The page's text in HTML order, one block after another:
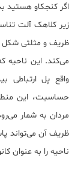
اگر کنجکاو هستید
زیر کلاهک آلت
ظریف و مثلثی شکل
می‌کند. این ناحیه
واقع پل
حساسیت، این
مردان به شمار
ظریف آن می‌تواند
ناحیه را به عنوان